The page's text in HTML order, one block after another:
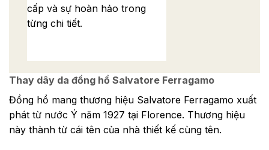
cấp và sự hoàn hảo trong
từng chi tiết.
Thay dây da đồng hồ Salvatore Ferragamo
Đồng hồ mang thương hiệu Salvatore Ferragamo xuất
phát từ nước Ý năm 1927 tại Florence. Thương hiệu
này thành từ cái tên của nhà thiết kế cùng tên.